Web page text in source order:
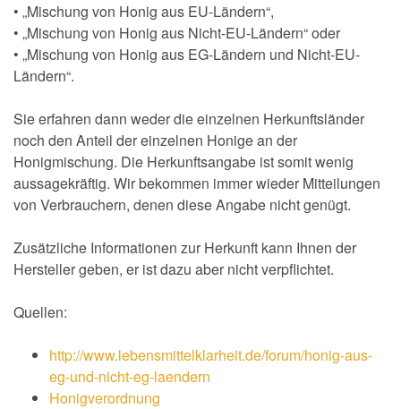
• „Mischung von Honig aus EU-Ländern“,
• „Mischung von Honig aus Nicht-EU-Ländern“ oder
• „Mischung von Honig aus EG-Ländern und Nicht-EU-
Ländern“.
Sie erfahren dann weder die einzelnen Herkunftsländer
noch den Anteil der einzelnen Honige an der
Honigmischung. Die Herkunftsangabe ist somit wenig
aussagekräftig. Wir bekommen immer wieder Mitteilungen
von Verbrauchern, denen diese Angabe nicht genügt.
Zusätzliche Informationen zur Herkunft kann Ihnen der
Hersteller geben, er ist dazu aber nicht verpflichtet.
Quellen:
http://www.lebensmittelklarheit.de/forum/honig-aus-
eg-und-nicht-eg-laendern
Honigverordnung